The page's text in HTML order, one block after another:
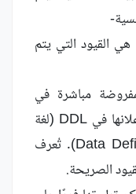
هي القيود التي يتم
مباشرة في
مخططات نماذج البيانات من خلال إعلانها في DDL (لغة
تعريف البيانات Data Definition Language). تُعرف
الصريحة.